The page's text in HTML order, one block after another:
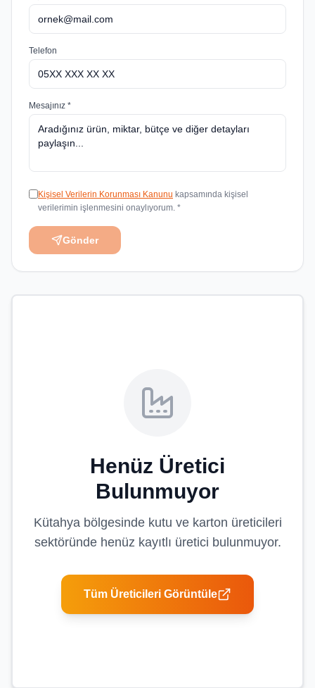
Telefon
Mesajınız *
Kişisel Verilerin Korunması Kanunu kapsamında kişisel
verilerimin işlenmesini onaylıyorum. *
Gönder
Henüz Üretici
Bulunmuyor
Kütahyabölgesinde kutu ve karton üreticileri
sektöründe henüz kayıtlı üretici bulunmuyor.
Tüm Üreticileri Görüntüle